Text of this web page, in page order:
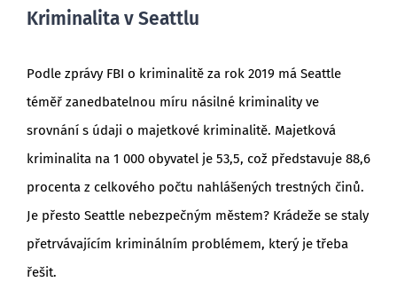
Kriminalita v Seattlu
Podle zprávy FBI o kriminalitě za rok 2019 má Seattle
téměř zanedbatelnou míru násilné kriminality ve
srovnání s údaji o majetkové kriminalitě. Majetková
kriminalita na 1 000 obyvatel je 53,5, což představuje 88,6
procenta z celkového počtu nahlášených trestných činů.
Je přesto Seattle nebezpečným městem? Krádeže se staly
přetrvávajícím kriminálním problémem, který je třeba
řešit.